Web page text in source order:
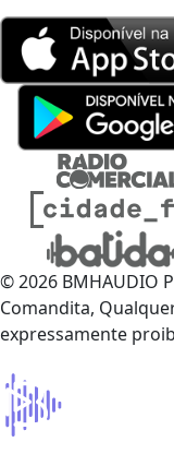
© 2026 BMHAUDIO
Comandita,
expressamente